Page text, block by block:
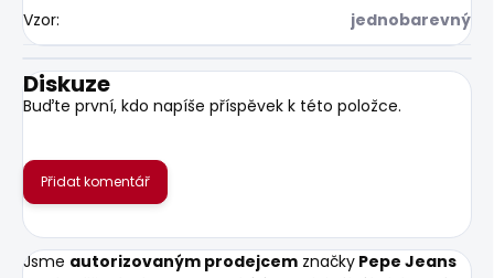
Vzor: jednobarevný
Diskuze
Buďte první, kdo napíše příspěvek k této položce.
Přidat komentář
Jsme autorizovaným prodejcem značky Pepe Jeans